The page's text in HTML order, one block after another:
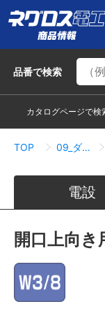
品番で検索
カタログページで検
TOP 09_ダクト・メタルモール
電設
開口上向き